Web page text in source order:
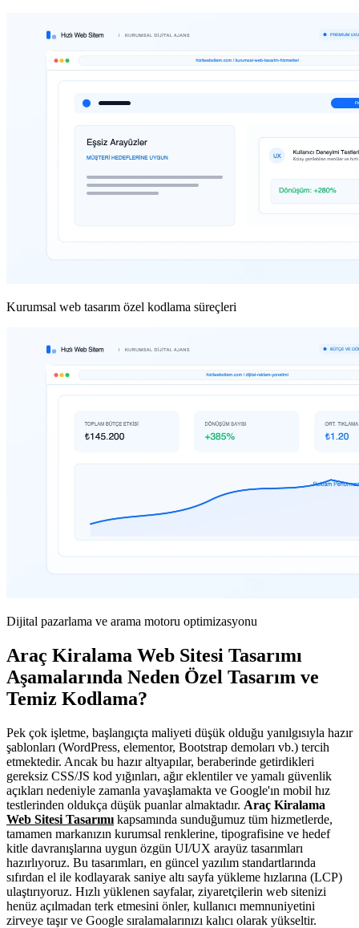
Kurumsal web tasarım özel kodlama süreçleri
Dijital pazarlama ve arama motoru optimizasyonu
Araç Kiralama Web Sitesi Tasarımı
Aşamalarında Neden Özel Tasarım ve
Temiz Kodlama?
Pek çok işletme, başlangıçta maliyeti düşük olduğu yanılgısıyla hazır
şablonları (WordPress, elementor, Bootstrap demoları vb.) tercih
etmektedir. Ancak bu hazır altyapılar, beraberinde getirdikleri
gereksiz CSS/JS kod yığınları, ağır eklentiler ve yamalı güvenlik
açıkları nedeniyle zamanla yavaşlamakta ve Google'ın mobil hız
testlerinden oldukça düşük puanlar almaktadır. Araç Kiralama
Web Sitesi Tasarımı kapsamında sunduğumuz tüm hizmetlerde,
tamamen markanızın kurumsal renklerine, tipografisine ve hedef
kitle davranışlarına uygun özgün UI/UX arayüz tasarımları
hazırlıyoruz. Bu tasarımları, en güncel yazılım standartlarında
sıfırdan el ile kodlayarak saniye altı sayfa yükleme hızlarına (LCP)
ulaştırıyoruz. Hızlı yüklenen sayfalar, ziyaretçilerin web sitenizi
henüz açılmadan terk etmesini önler, kullanıcı memnuniyetini
zirveye taşır ve Google sıralamalarınızı kalıcı olarak yükseltir.